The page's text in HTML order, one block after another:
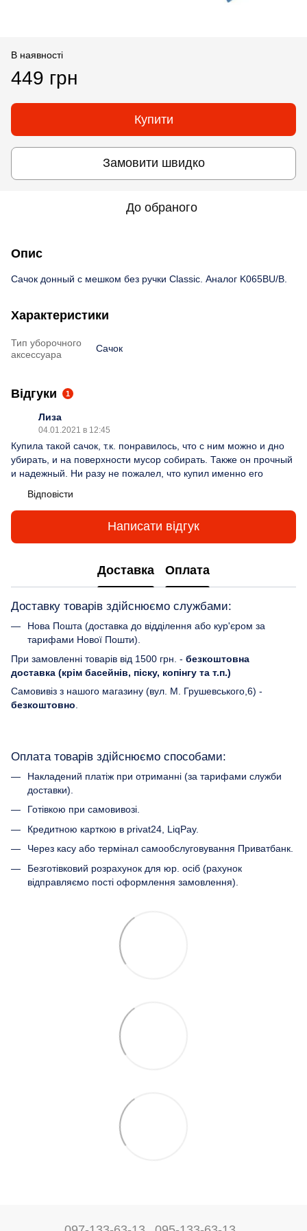
В наявності
449 грн
Купити
Замовити швидко
До обраного
Опис
Сачок донный с мешком без ручки Classic. Аналог K065BU/B.
Характеристики
Тип уборочного
аксессуара
Сачок
Відгуки 1
Лиза
04.01.2021 в 12:45
Купила такой сачок, т.к. понравилось, что с ним можно и дно
убирать, и на поверхности мусор собирать. Также он прочный
и надежный. Ни разу не пожалел, что купил именно его
Відповісти
Написати відгук
Доставка Оплата
Доставку товарів здійснюємо службами:
Нова Пошта (доставка до відділення або кур'єром за
тарифами Нової Пошти).
При замовленні товарів від 1500 грн. - безкоштовна
доставка (крім басейнів, піску, копінгу та т.п.)
Самовивіз з нашого магазину (вул. М. Грушевського,6) -
безкоштовно
Оплата товарів здійснюємо способами:
Накладений платіж при отриманні (за тарифами служби
доставки).
Готівкою при самовивозі.
Кредитною карткою в privat24, LiqPay.
Через касу або термінал самообслуговування Приватбанк.
Безготівковий розрахунок для юр. осіб (рахунок
відправляємо пості оформлення замовлення).